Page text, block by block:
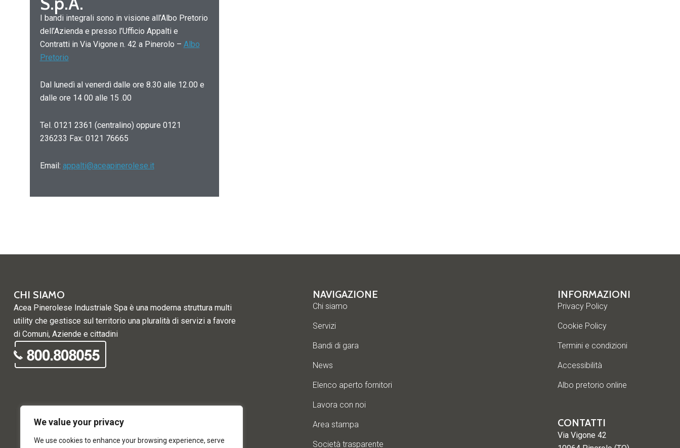
We value your privacy
We use cookies to enhance your browsing experience, serve
I bandi integrali sono in visione all’Albo Pretorio
dell’Azienda e presso l’Ufficio Appalti e
Contratti in Via Vigone n. 42 a Pinerolo – Albo
Pretorio
Dal lunedì al venerdì dalle ore 8.30 alle 12.00 e
dalle ore 14 00 alle 15 .00
Tel. 0121 2361 (centralino) oppure 0121
236233 Fax: 0121 76665
Email: appalti@aceapinerolese.it
CHI SIAMO
Acea Pinerolese Industriale Spa è una moderna struttura multi
utility che gestisce sul territorio una pluralità di servizi a favore
di Comuni, Aziende e cittadini
NAVIGAZIONE
Chi siamo
Servizi
Bandi di gara
News
Elenco aperto fornitori
Lavora con noi
Area stampa
Società trasparente
INFORMAZIONI
Privacy Policy
Cookie Policy
Termini e condizioni
Accessibilità
Albo pretorio online
CONTATTI
Via Vigone 42